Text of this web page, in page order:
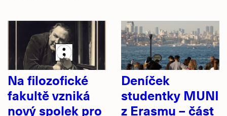
Na filozofické
fakultě vzniká
nový spolek pro
Deníček
studentky MUNI
z Erasmu – část